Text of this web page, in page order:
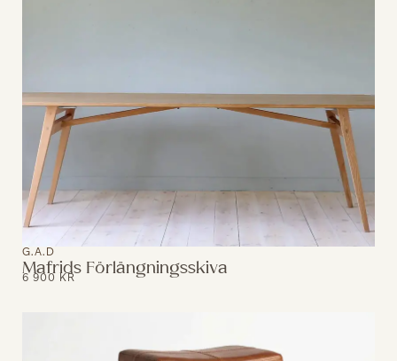
G.A.D
Mafrids Förlängningsskiva
6 900 KR